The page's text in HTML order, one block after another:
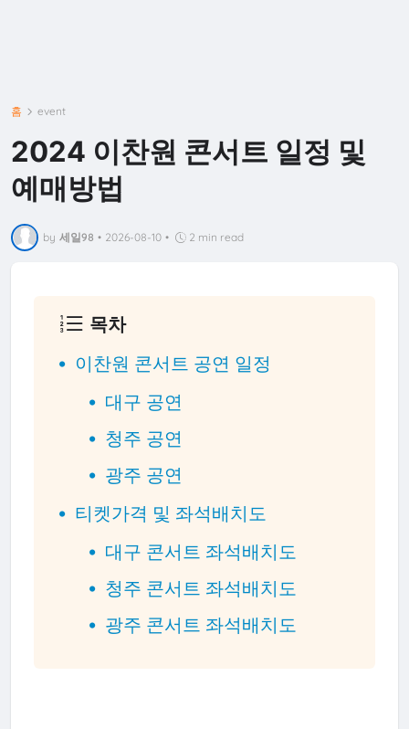
홈 event
2024 이찬원 콘서트 일정 및
예매방법
by 세일98 • 2026-08-10 • 2 min read
목차
이찬원 콘서트 공연 일정
대구 공연
청주 공연
광주 공연
티켓가격 및 좌석배치도
대구 콘서트 좌석배치도
청주 콘서트 좌석배치도
광주 콘서트 좌석배치도